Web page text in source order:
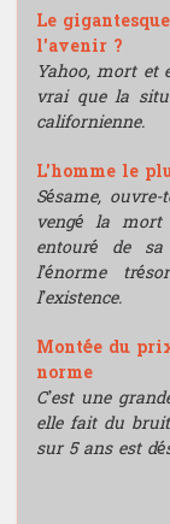
Le
l'avenir ?
Yahoo, mort et
vrai que la
californienne.
L'homme le
Sésame,
vengé la
entouré de
l’énorme
l’existence.
Montée du
norme
C’est une
elle fait du
sur 5 ans est